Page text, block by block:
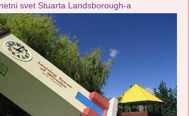
svet Stuarta Landsborough-a